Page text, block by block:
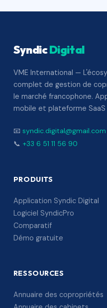
SyndicDigital
VME International —
complet de gestion de
le marché francophone.
mobile et plateforme SaaS
📧 syndic.digital@gmail.com
📞 +33 6 51 11 56 90
PRODUITS
Application Syndic Digital
Logiciel SyndicPro
Comparatif
Démo gratuite
RESSOURCES
Annuaire des copropriétés